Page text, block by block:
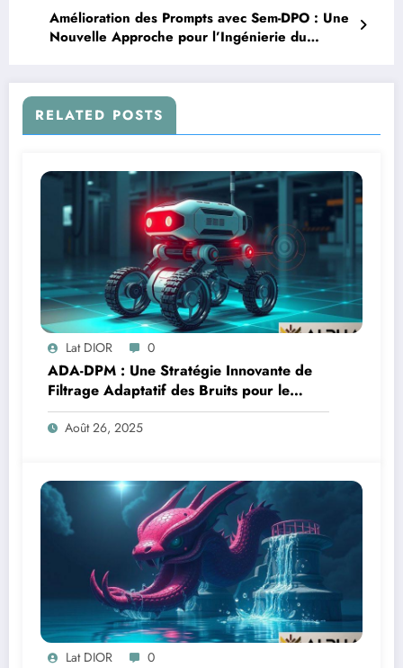
Amélioration des Prompts avec Sem-DPO : Une
Nouvelle Approche pour l’Ingénierie du
RELATED POSTS
Lat DIOR 0
ADA-DPM : Une Stratégie Innovante de
Filtrage Adaptatif des Bruits pour le
SLAM
Août 26, 2025
Lat DIOR 0